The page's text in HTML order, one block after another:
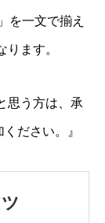
を一文で揃え
ます。
思う方は、承
ださい。』
ます